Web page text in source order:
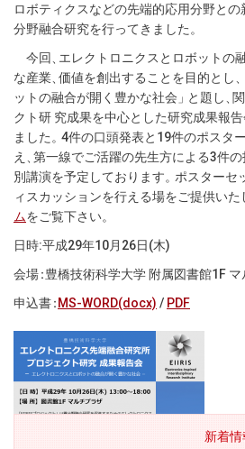
ロボティクスなどの先端的応用分野と
分野融合研究を行ってきました 。
今回
エレクトロニクスとロボットの
な産業 、価値を創出することを目的とし
ットの融合が開く豊かな社会 」 と題し
クト研 究成果を中心とした研究成果報
ました 。 4件の口頭発表と19件のポスタ
え
、第一線でご活躍の先生方による3件
別講演を予定しております。 ポスターセ
ィスカッションを行える場をご提供いた
ムをご覧下さい。
日時:平成29年10月26日(木)
会場：豊橋技術科学大学 附属図書館1F
申込書： MS-WORD(docx) / PDF
新着